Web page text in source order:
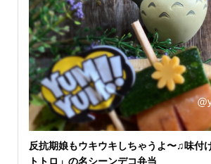
反抗期娘もウキウキしちゃうよ〜♫味付
トトロ」の名シーンデコ弁当